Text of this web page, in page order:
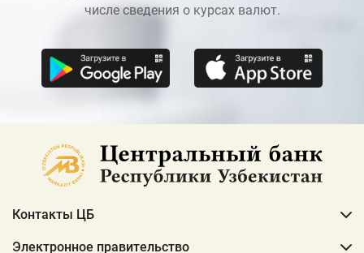
числе сведения о курсах валют.
Контакты ЦБ
Электронное правительство